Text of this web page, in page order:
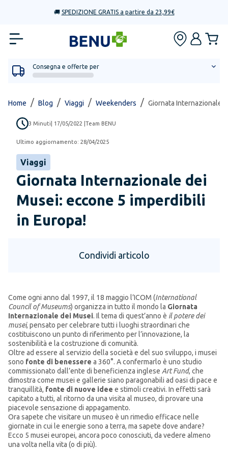
🚚 SPEDIZIONE GRATIS a partire da 23,99€
Consegna e offerte per
Home / Blog / Viaggi / Weekenders / Giornata Internazionale
3 Minuti 17/05/2022 Team BENU
Ultimo aggiornamento: 28/04/2025
Viaggi
Giornata Internazionale dei
Musei: eccone 5 imperdibili
in Europa!
Condividi articolo
Come ogni anno dal 1997, il 18 maggio l’ICOM (International
Council of Museums) organizza in tutto il mondo la Giornata
Internazionale dei Musei. Il tema di quest’anno è il potere dei
musei, pensato per celebrare tutti i luoghi straordinari che
costituiscono un punto di riferimento per l’innovazione, la
sostenibilità e la costruzione di comunità.
Oltre ad essere al servizio della società e del suo sviluppo, i musei
sono fonte di benessere a 360°. A confermarlo è uno studio
commissionato dall’ente di beneficienza inglese Art Fund, che
dimostra come musei e gallerie siano paragonabili ad oasi di pace e
tranquillità, fonte di nuove idee e stimoli creativi. In effetti sarà
capitato a tutti, al ritorno da una visita al museo, di provare una
piacevole sensazione di appagamento.
Ora sapete che visitare un museo è un rimedio efficace nelle
giornate in cui le energie sono a terra, ma sapete dove andare?
Ecco 5 musei europei, ancora poco conosciuti, da vedere almeno
una volta nella vita (o di più).